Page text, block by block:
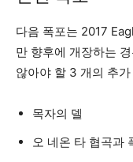
다음 폭포는 2017
만 향후에 개장하는
않아야 할 3 개의 추
목자의 델
오 네온 타 협곡과